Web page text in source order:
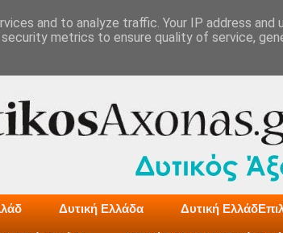
Δυτική Ελλάδα Δυτική
and to analyze traffic. Your IP address and
metrics to ensure quality of service,